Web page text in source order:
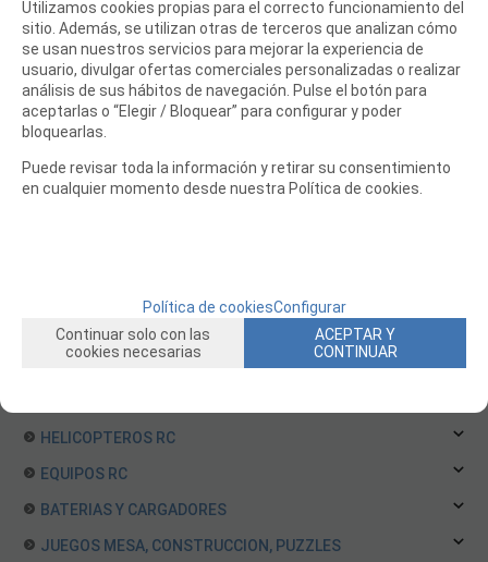
DJI OSMO
DJI PHANTOM
DJI RONIN
DJI SPARK
DJI AIR 3
DJI FLIP
DJI MAVIC 4
AVIONES RC
HELICOPTEROS RC
EQUIPOS RC
BATERIAS Y CARGADORES
JUEGOS MESA, CONSTRUCCION, PUZZLES
Utilizamos cookies propias para el correcto funcionamiento del
sitio. Además, se utilizan otras de terceros que analizan cómo
se usan nuestros servicios para mejorar la experiencia de
usuario, divulgar ofertas comerciales personalizadas o realizar
análisis de sus hábitos de navegación. Pulse el botón para
aceptarlas o “Elegir / Bloquear” para configurar y poder
bloquearlas.
Puede revisar toda la información y retirar su consentimiento
en cualquier momento desde nuestra Política de cookies.
Política de cookiesConfigurar
Continuar solo con las
cookies necesarias
ACEPTAR Y
CONTINUAR